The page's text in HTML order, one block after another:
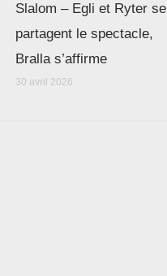
Slalom – Egli et Ryter se
partagent le spectacle,
Bralla s’affirme
30 avril 2026